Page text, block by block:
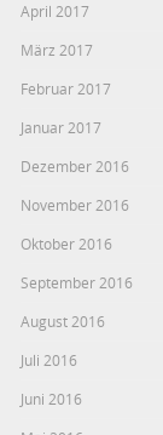
April 2017
März 2017
Februar 2017
Januar 2017
Dezember 2016
November 2016
Oktober 2016
September 2016
August 2016
Juli 2016
Juni 2016